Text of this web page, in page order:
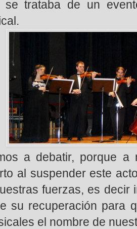
se trataba de un
a debatir, porque
al suspender este
fuerzas, es decir
su recuperación para
el nombre de